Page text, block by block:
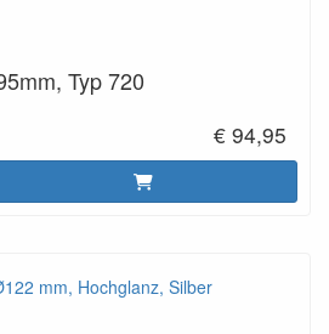
Typ 720
€ 94,95